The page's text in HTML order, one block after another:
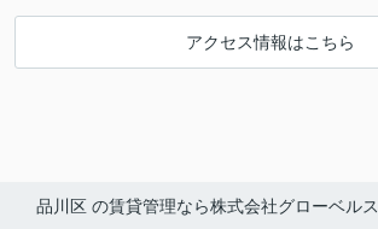
アクセス情報はこちら
品川区 の賃貸管理なら株式会社グローベルス